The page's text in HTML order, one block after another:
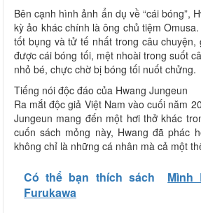
Bên cạnh hình ảnh ẩn dụ về “cái bóng”,
kỳ ảo khác chính là ông chủ tiệm
tốt bụng và tử tế nhất trong câu
được cái bóng tối, mệt nhoài trong suốt
nhỏ bé, chực chờ bị bóng tối nuốt chửng.
Tiếng nói độc đáo của Hwang Jungeun
Ra mắt độc giả Việt Nam vào cuối năm
Jungeun mang đến một hơi thở khác
cuốn sách mỏng này, Hwang đã phác
không chỉ là những cá nhân mà cả một
Có thể bạn thích sách
Mình
Furukawa